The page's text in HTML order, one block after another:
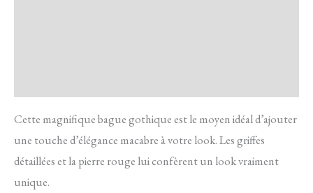
Cette magnifique bague gothique est le moyen idéal d’ajouter
une touche d’élégance macabre à votre look. Les griffes
détaillées et la pierre rouge lui confèrent un look vraiment
unique.